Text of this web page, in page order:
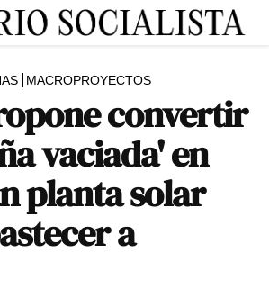
MACROPROYECTOS
convertir
vaciada' en
planta solar
a